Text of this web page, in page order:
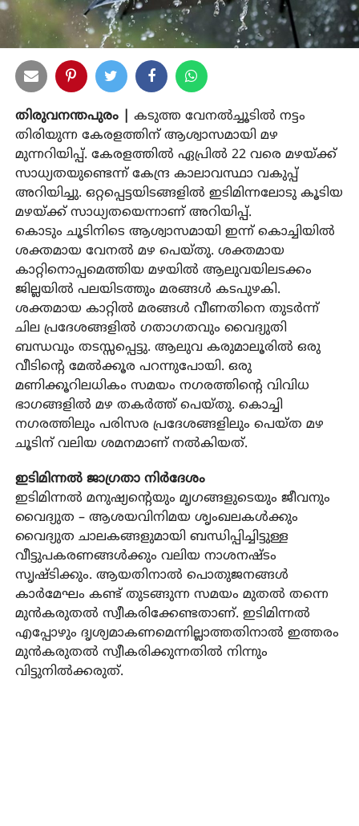
തിരുവനന്തപുരം |
കടുത്ത വേനല്‍ച്ചൂടില്‍ നട്ടം
തിരിയുന്ന കേരളത്തിന് ആശ്വാസമായി മഴ
മുന്നറിയിപ്പ്. കേരളത്തില്‍ ഏപ്രില്‍ 22 വരെ മഴയ്ക്ക്
സാധ്യതയുണ്ടെന്ന് കേന്ദ്ര കാലാവസ്ഥാ വകുപ്പ്
അറിയിച്ചു. ഒറ്റപ്പെട്ടയിടങ്ങളില്‍ ഇടിമിന്നലോടു കൂടിയ
മഴയ്ക്ക് സാധ്യതയെന്നാണ് അറിയിപ്പ്.
കൊടും ചൂടിനിടെ ആശ്വാസമായി ഇന്ന് കൊച്ചിയില്‍
ശക്തമായ വേനല്‍ മഴ പെയ്തു. ശക്തമായ
കാറ്റിനൊപ്പമെത്തിയ മഴയില്‍ ആലുവയിലടക്കം
ജില്ലയില്‍ പലയിടത്തും മരങ്ങള്‍ കടപുഴകി.
ശക്തമായ കാറ്റില്‍ മരങ്ങള്‍ വീണതിനെ തുടര്‍ന്ന്
ചില പ്രദേശങ്ങളില്‍ ഗതാഗതവും വൈദ്യുതി
ബന്ധവും തടസ്സപ്പെട്ടു. ആലുവ കരുമാലൂരില്‍ ഒരു
വീടിന്റെ മേല്‍ക്കൂര പറന്നുപോയി. ഒരു
മണിക്കൂറിലധികം സമയം നഗരത്തിന്റെ വിവിധ
ഭാഗങ്ങളില്‍ മഴ തകര്‍ത്ത് പെയ്തു. കൊച്ചി
നഗരത്തിലും പരിസര പ്രദേശങ്ങളിലും പെയ്ത മഴ
ചൂടിന് വലിയ ശമനമാണ് നല്‍കിയത്.
ഇടിമിന്നല്‍ ജാഗ്രതാ നിര്‍ദേശം
ഇടിമിന്നല്‍ മനുഷ്യന്റെയും മൃഗങ്ങളുടെയും ജീവനും
വൈദ്യുത – ആശയവിനിമയ ശൃംഖലകള്‍ക്കും
വൈദ്യുത ചാലകങ്ങളുമായി ബന്ധിപ്പിച്ചിട്ടുള്ള
വീട്ടുപകരണങ്ങള്‍ക്കും വലിയ നാശനഷ്ടം
സൃഷ്ടിക്കും. ആയതിനാല്‍ പൊതുജനങ്ങള്‍
കാര്‍മേഘം കണ്ട് തുടങ്ങുന്ന സമയം മുതല്‍ തന്നെ
മുന്‍കരുതല്‍ സ്വീകരിക്കേണ്ടതാണ്. ഇടിമിന്നല്‍
എപ്പോഴും ദൃശ്യമാകണമെന്നില്ലാത്തതിനാല്‍ ഇത്തരം
മുന്‍കരുതല്‍ സ്വീകരിക്കുന്നതില്‍ നിന്നും
വിട്ടുനില്‍ക്കരുത്.